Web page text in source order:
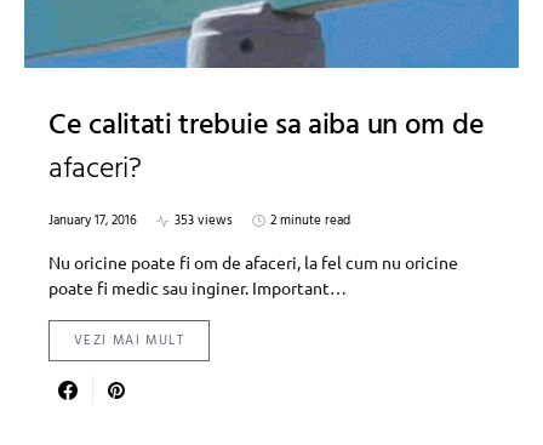
Ce calitati trebuie sa aiba un om de
afaceri?
January 17, 2016 353 views
2 minute read
Nu oricine poate fi om de afaceri, la fel cum nu oricine
poate fi medic sau inginer. Important…
VEZI MAI MULT